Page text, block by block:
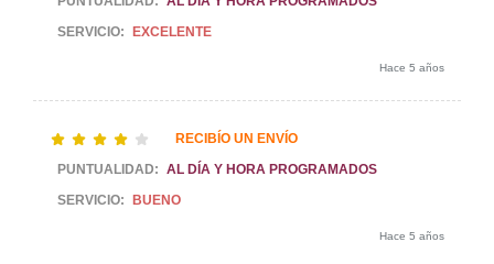
SERVICIO:
EXCELENTE
Hace 5 años
RECIBÍO UN ENVÍO
PUNTUALIDAD: AL DÍA Y HORA PROGRAMADOS
SERVICIO:
BUENO
Hace 5 años